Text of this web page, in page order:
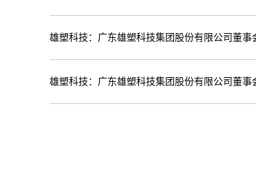
雄塑科技：广东雄塑科技集团股份有限公司董
雄塑科技：广东雄塑科技集团股份有限公司董